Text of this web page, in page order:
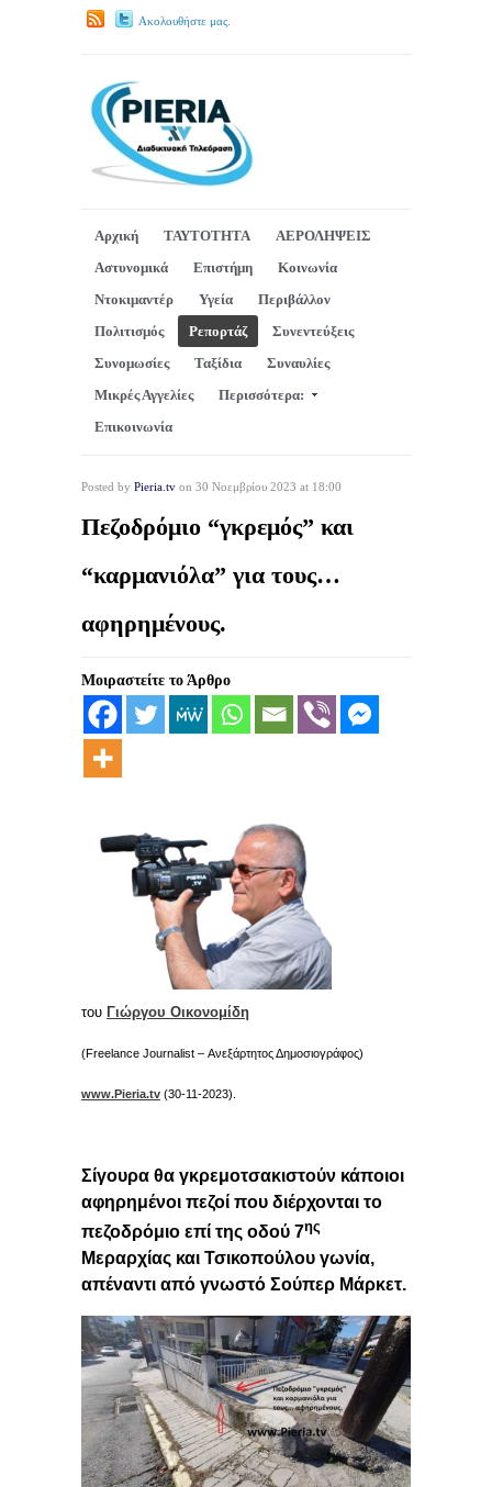
Ακολουθήστε μας.
Αρχική ΤΑΥΤΟΤΗΤΑ
ΑΕΡΟΛΗΨΕΙΣ
Αστυνομικά
Επιστήμη
Κοινωνία
Ντοκιμαντέρ
Υγεία
Περιβάλλον
Πολιτισμός
Ρεπορτάζ
Συνεντεύξεις
Συνομωσίες
Ταξίδια
Συναυλίες
Μικρές Αγγελίες
Περισσότερα:
Επικοινωνία
Posted by Pieria.tv on 30 Νοεμβρίου 2023 at 18:00
Πεζοδρόμιο “γκρεμός” και
“καρμανιόλα” για τους…
αφηρημένους.
Μοιραστείτε το Άρθρο
του Γιώργου Οικονομίδη
(Freelance Journalist – Ανεξάρτητος Δημοσιογράφος)
www.Pieria.tv (30-11-2023).
Σίγουρα θα γκρεμοτσακιστούν κάποιοι
αφηρημένοι πεζοί που διέρχονται το
πεζοδρόμιο επί της οδού 7ης
Μεραρχίας και Τσικοπούλου γωνία,
απέναντι από γνωστό Σούπερ Μάρκετ.